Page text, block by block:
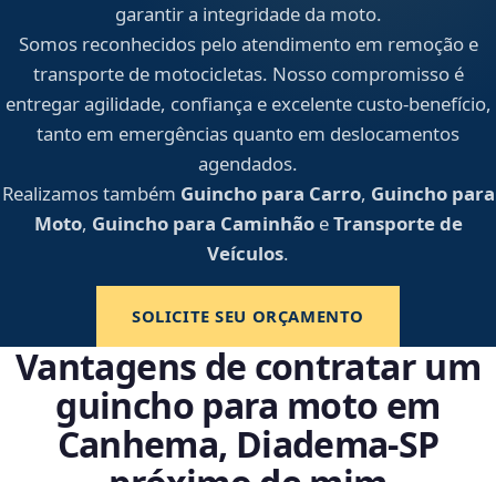
garantir a integridade da moto.
Somos reconhecidos pelo atendimento em remoção e
transporte de motocicletas. Nosso compromisso é
entregar agilidade, confiança e excelente custo-benefício,
tanto em emergências quanto em deslocamentos
agendados.
Realizamos também Guincho para Carro, Guincho para
Moto, Guincho para CaminhãoeTransporte de
Veículos.
SOLICITE SEU ORÇAMENTO
Vantagens de contratar um
guincho para moto em
Canhema, Diadema‑SP